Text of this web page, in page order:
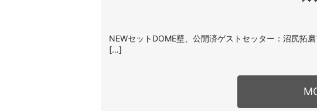
NEWセットDOME壁、公開済ゲストセッター：沼尻拓
[…]